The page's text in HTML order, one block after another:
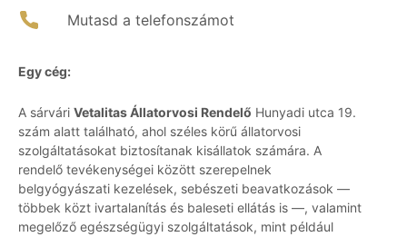
Mutasd a telefonszámot
Egy cég:
A sárvári Vetalitas Állatorvosi Rendelő Hunyadi utca 19.
szám alatt található, ahol széles körű állatorvosi
szolgáltatásokat biztosítanak kisállatok számára. A
rendelő tevékenységei között szerepelnek
belgyógyászati kezelések, sebészeti beavatkozások —
többek közt ivartalanítás és baleseti ellátás is —, valamint
megelőző egészségügyi szolgáltatások, mint például